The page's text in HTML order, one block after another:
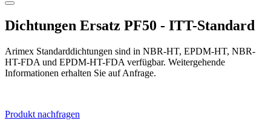
Dichtungen Ersatz PF50 - ITT-Standard
Arimex Standarddichtungen sind in NBR-HT, EPDM-HT, NBR-
HT-FDA und EPDM-HT-FDA verfügbar. Weitergehende
Informationen erhalten Sie auf Anfrage.
Produkt nachfragen